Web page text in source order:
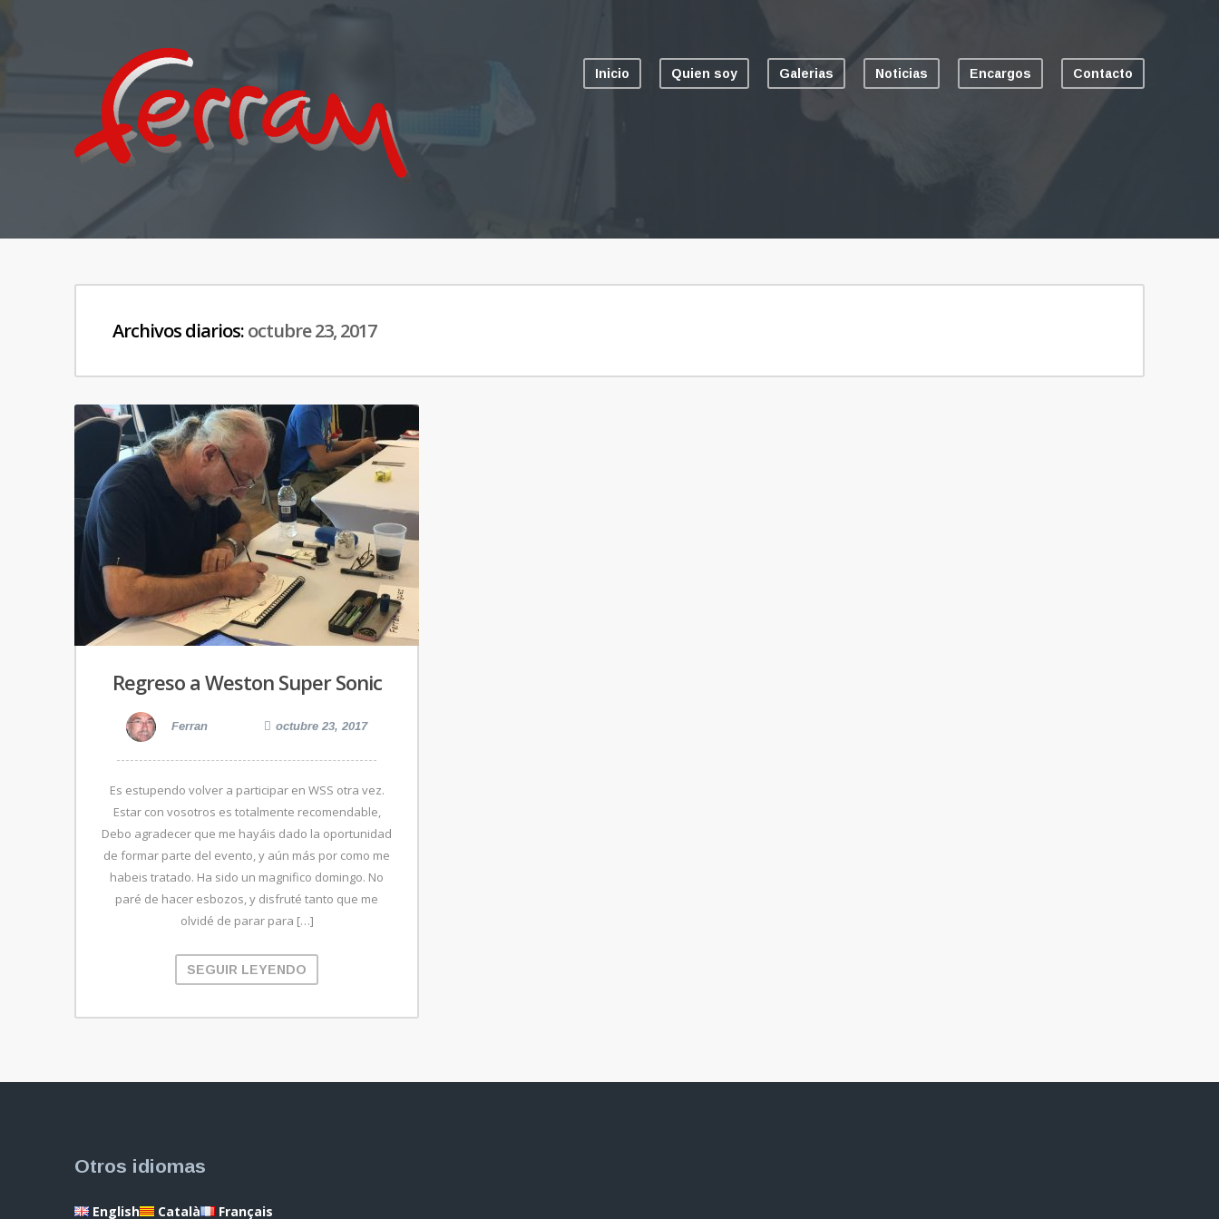
Inicio Quien soy Galerias Noticias Encargos Contacto
Archivos diarios:octubre 23, 2017
Regreso a Weston Super Sonic
Ferran octubre 23, 2017
Es estupendo volver a participar en WSS otra vez.
Estar con vosotros es totalmente recomendable,
Debo agradecer que me hayáis dado la oportunidad
de formar parte del evento, y aún más por como me
habeis tratado. Ha sido un magnifico domingo. No
paré de hacer esbozos, y disfruté tanto que me
olvidé de parar para […]
SEGUIR LEYENDO
Otros idiomas
English Català Français